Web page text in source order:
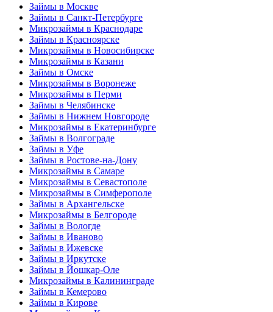
Займы в Москве
Займы в Санкт-Петербурге
Микрозаймы в Краснодаре
Займы в Красноярске
Микрозаймы в Новосибирске
Микрозаймы в Казани
Займы в Омске
Микрозаймы в Воронеже
Микрозаймы в Перми
Займы в Челябинске
Займы в Нижнем Новгороде
Микрозаймы в Екатеринбурге
Займы в Волгограде
Займы в Уфе
Займы в Ростове-на-Дону
Микрозаймы в Самаре
Микрозаймы в Севастополе
Микрозаймы в Симферополе
Займы в Архангельске
Микрозаймы в Белгороде
Займы в Вологде
Займы в Иваново
Займы в Ижевске
Займы в Иркутске
Займы в Йошкар-Оле
Микрозаймы в Калининграде
Займы в Кемерово
Займы в Кирове